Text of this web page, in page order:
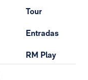
Tour
Entradas
RM Play